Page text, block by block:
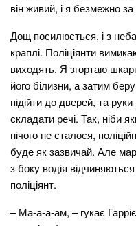
він живий, і я безмежно
Дощ посилюється, і з
краплі. Поліціянти
виходять. Я згортаю
його білизни, а затим
підійти до дверей, та
складати речі. Так, ніби
нічого не сталося,
буде як зазвичай. Але
з боку водія
поліціянт.
– Ма-а-а-ам, – гукає